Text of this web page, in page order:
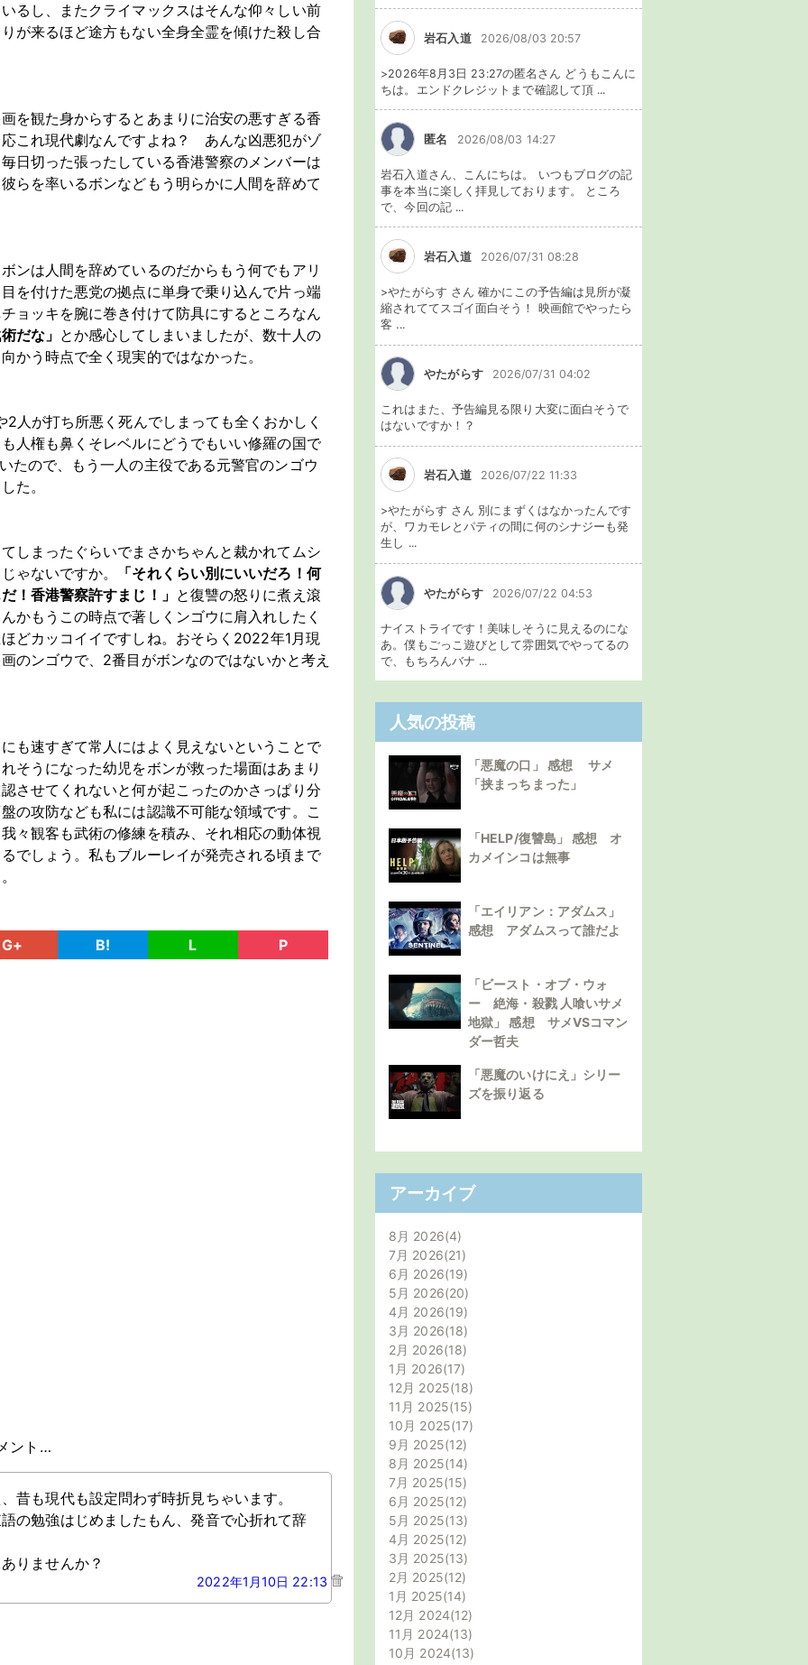
るし、またクライマックスはそんな仰々しい前
が来るほど途方もない全身全霊を傾けた殺し合
を観た身からするとあまりに治安の悪すぎる香
これ現代劇なんですよね？ あんな凶悪犯がゾ
日切った張ったしている香港警察のメンバーは
らを率いるボンなどもう明らかに人間を辞めて
ンは人間を辞めているのだからもう何でもアリ
を付けた悪党の拠点に単身で乗り込んで片っ端
ョッキを腕に巻き付けて防具にするところなん
だな」 とか感心してしまいましたが、数十人の
かう時点で全く現実的ではなかった。
人が打ち所悪く死んでしまっても全くおかしく
人権も鼻くそレベルにどうでもいい修羅の国で
たので、もう一人の主役である元警官のンゴウ
た。
しまったぐらいでまさかちゃんと裁かれてムシ
ゃないですか。
「それくらい別にいいだろ！何
！香港警察許すまじ！」 と復讐の怒りに煮え滾
かもうこの時点で著しくンゴウに肩入れしたく
どカッコイイですしね。おそらく2022年1月現
のンゴウで、2番目がボンなのではないかと考え
も速すぎて常人にはよく見えないということで
そうになった幼児をボンが救った場面はあまり
させてくれないと何が起こったのかさっぱり分
の攻防なども私には認識不可能な領域です。こ
々観客も武術の修練を積み、それ相応の動体視
でしょう。私もブルーレイが発売される頃まで
G+ B! L P
ント…
昔も現代も設定問わず時折見ちゃいます。
の勉強はじめましたもん、発音で心折れて辞
りませんか？
2022年1月10日 22:13
岩石入道 2026/08/03 20:57
>2026年8月3日 23:27の匿名さん どうもこんに
ちは。エンドクレジットまで確認して頂 ...
匿名 2026/08/03 14:27
岩石入道さん、こんにちは。 いつもブログの記
事を本当に楽しく拝見しております。 ところ
で、今回の記 ...
岩石入道 2026/07/31 08:28
>やたがらす さん 確かにこの予告編は見所が凝
縮されててスゴイ面白そう！ 映画館でやったら
客 ...
やたがらす 2026/07/31 04:02
これはまた、予告編見る限り大変に面白そうで
はないですか！？
岩石入道 2026/07/22 11:33
>やたがらす さん 別にまずくはなかったんです
が、ワカモレとパティの間に何のシナジーも発
生し ...
やたがらす 2026/07/22 04:53
ナイストライです！美味しそうに見えるのにな
あ。僕もごっこ遊びとして雰囲気でやってるの
で、もちろんバナ ...
人気の投稿
「悪魔の口」 感想 サメ
「挟まっちまった」
「HELP/復讐島」 感想 オ
カメインコは無事
「エイリアン：アダムス」
感想 アダムスって誰だよ
「ビースト・オブ・ウォ
ー 絶海・殺戮 人喰いサメ
地獄」 感想 サメVSコマン
ダー哲夫
「悪魔のいけにえ」シリー
ズを振り返る
アーカイブ
8月 2026 4
7月 2026 21
6月 2026 19
5月 2026 20
4月 2026 19
3月 2026 18
2月 2026 18
1月 2026 17
12月 2025 18
11月 2025 15
10月 2025 17
9月 2025 12
8月 2025 14
7月 2025 15
6月 2025 12
5月 2025 13
4月 2025 12
3月 2025 13
2月 2025 12
1月 2025 14
12月 2024 12
11月 2024 13
10月 2024 13